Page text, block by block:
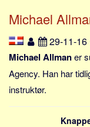
England.dk
JLKM.dk
Lande
Tyrkiet
Spanien
Michael
29-11-16
Michael Allmaner
Agency. Han har
instruktør.